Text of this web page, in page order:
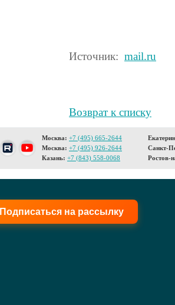
Источник: mail.ru
Возврат к списку
Москва: +7 (495) 665-2644
Москва: +7 (495) 926-2644
Казань: +7 (843) 558-0068
Санкт-
Ростов-
Подписаться на рассылку